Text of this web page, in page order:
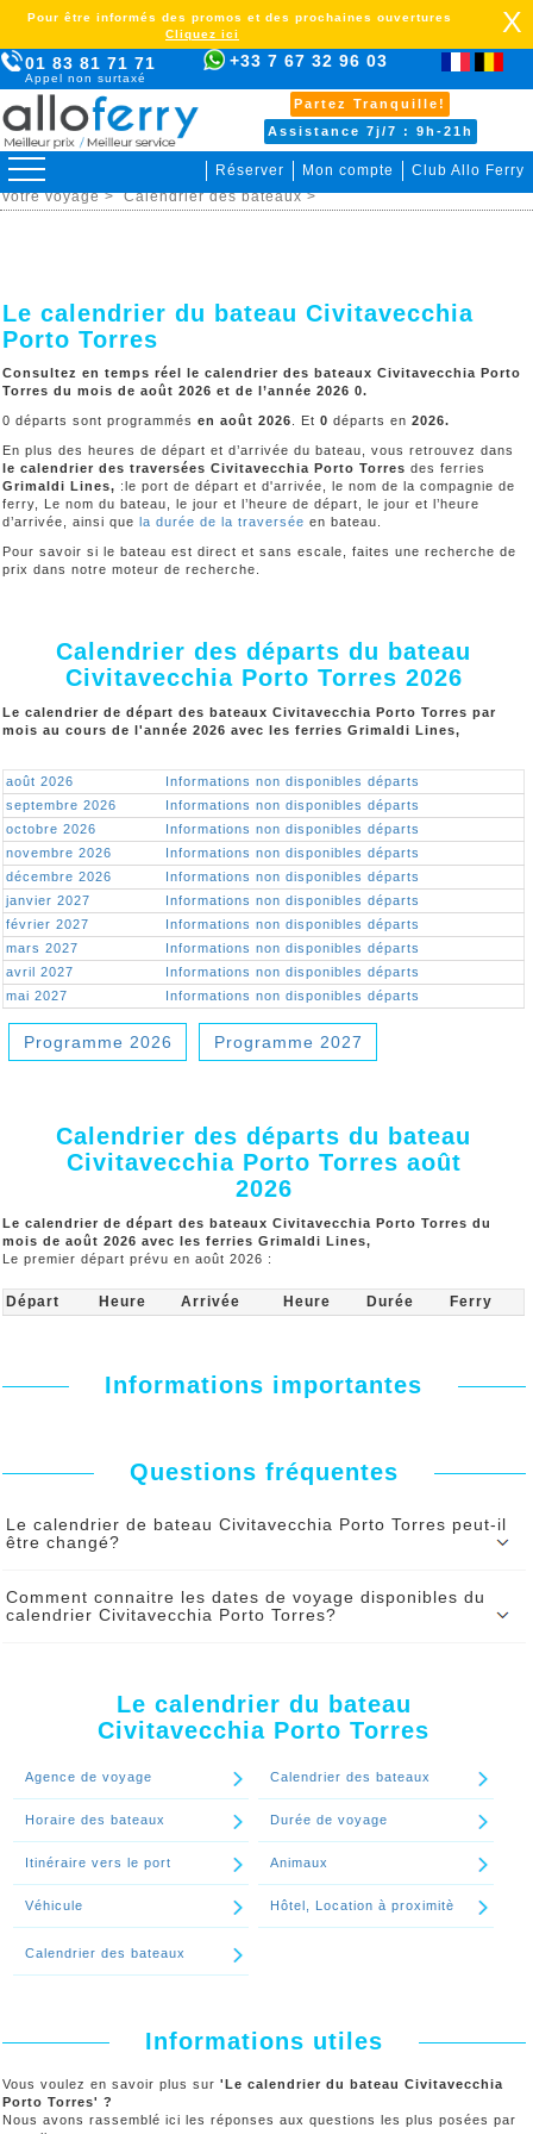
01 83 81 71 71
Appel non surtaxé
+33 7 67 32 96 03
Partez Tranquille!
Assistance 7j/7 : 9h-21h
Réserver Mon compte Club Allo Ferry
Pour être informés des promos et des prochaines ouvertures
Cliquez ici
X
> Civitavecchia Porto Torres >
Organiser
votre voyage > Calendrier des bateaux >
Le calendrier du bateau Civitavecchia
Porto Torres
Consultez en temps réel le calendrier des bateaux Civitavecchia Porto
Torres du mois de août 2026 et de l’année 2026 0.
0 départs sont programmés en août 2026 . Et 0 départs en 2026.
En plus des heures de départ et d’arrivée du bateau, vous retrouvez dans
le calendrier des traversées Civitavecchia Porto Torres des ferries
Grimaldi Lines, :le port de départ et d'arrivée, le nom de la compagnie de
ferry, Le nom du bateau, le jour et l’heure de départ, le jour et l’heure
d’arrivée, ainsi que la durée de la traversée en bateau.
Pour savoir si le bateau est direct et sans escale, faites une recherche de
prix dans notre moteur de recherche.
Calendrier des départs du bateau
Civitavecchia Porto Torres 2026
Le calendrier de départ des bateaux Civitavecchia Porto Torres par
mois au cours de l'année 2026 avec les ferries Grimaldi Lines,
août 2026
Informations non disponibles départs
septembre 2026
Informations non disponibles départs
octobre 2026
Informations non disponibles départs
novembre 2026
Informations non disponibles départs
décembre 2026
Informations non disponibles départs
janvier 2027
Informations non disponibles départs
février 2027
Informations non disponibles départs
mars 2027
Informations non disponibles départs
avril 2027
Informations non disponibles départs
mai 2027
Informations non disponibles départs
Programme 2026 Programme 2027
Calendrier des départs du bateau
Civitavecchia Porto Torres août
2026
Le calendrier de départ des bateaux Civitavecchia Porto Torres du
mois de août 2026 avec les ferries Grimaldi Lines,
Le premier départ prévu en août 2026 :
Départ Heure Arrivée Heure Durée Ferry
Informations importantes
Questions fréquentes
Le calendrier de bateau Civitavecchia Porto Torres peut-il
être changé?
par le ferry sous certaines contraintes. En cas de changement vous
serez serez informé par SMS et par mail de tout changement d’heure
Torres peut-il être changé?'
Comment connaitre les dates de voyage disponibles du
calendrier Civitavecchia Porto Torres?
Continuer le spécial 'Comment connaitre les dates de voyage
Le calendrier du bateau
Civitavecchia Porto Torres
Agence de voyage Calendrier des bateaux
Horaire des bateaux Durée de voyage
Itinéraire vers le port Animaux
Véhicule Hôtel, Location à proximitè
Calendrier des bateaux
Informations utiles
Vous voulez en savoir plus sur 'Le calendrier du bateau Civitavecchia
Porto Torres' ?
Nous avons rassemblé ici les réponses aux questions les plus posées par